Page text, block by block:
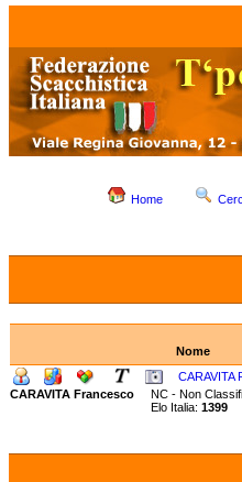
Home
Nome
CARAVITA
CARAVITA Francesco
NC - Non
Elo Italia: 1399